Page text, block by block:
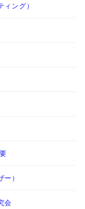
ング）
）
会